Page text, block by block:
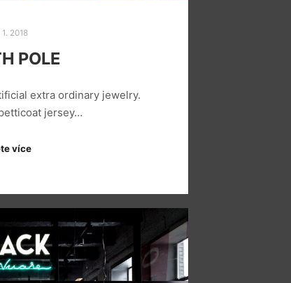
1. 2018
POLE
extra ordinary jewelry.
jersey…
více